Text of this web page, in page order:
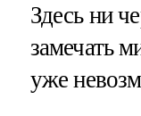
Здесь ни
замечать
уже